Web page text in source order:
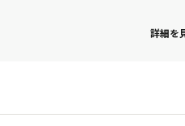
詳細を